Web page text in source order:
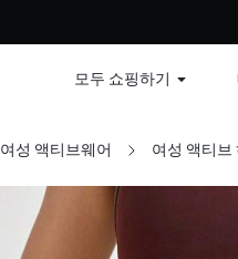
모두 쇼핑하기
여성 액티브웨어 여성 액티브